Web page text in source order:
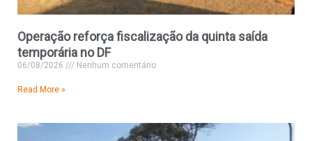
Operação reforça fiscalização da quinta saída
temporária no DF
06/08/2026 Nenhum comentário
Read More »